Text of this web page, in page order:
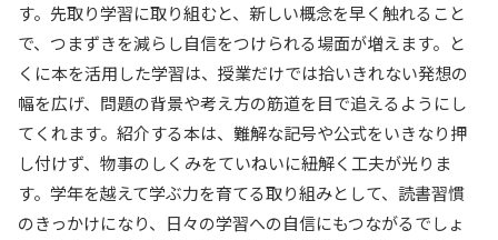
す。先取り学習に取り組むと、新しい概念を早く触れること
で、つまずきを減らし自信をつけられる場面が増えます。と
くに本を活用した学習は、授業だけでは拾いきれない発想の
幅を広げ、問題の背景や考え方の筋道を目で追えるようにし
てくれます。紹介する本は、難解な記号や公式をいきなり押
し付けず、物事のしくみをていねいに紐解く工夫が光りま
す。学年を越えて学ぶ力を育てる取り組みとして、読書習慣
のきっかけになり、日々の学習への自信にもつながるでしょ